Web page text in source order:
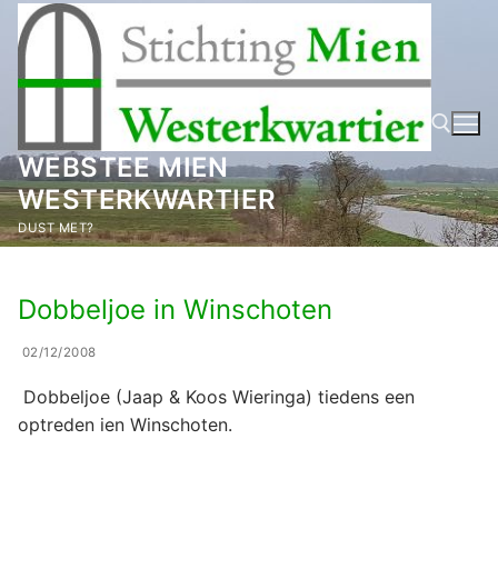
naar
inhoud
WEBSTEE MIEN
WESTERKWARTIER
DUST MET? Zoeken naar:
Dobbeljoe in Winschoten
02/12/2008
Dobbeljoe (Jaap & Koos Wieringa) tiedens een
optreden ien Winschoten.